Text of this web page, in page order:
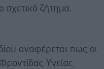
ζήτημα.
αναφέρεται πως οι
Υγείας